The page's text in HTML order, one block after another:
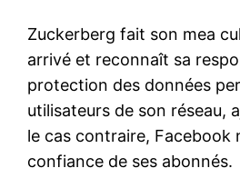
Zuckerberg fait son mea
arrivé et reconnaît sa
protection des données
utilisateurs de son réseau,
le cas contraire, Facebook
confiance de ses abonnés.